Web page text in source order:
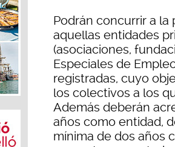
Podrán concurrir a
aquellas entidades
(asociaciones,
Especiales de
registradas, cuyo
los colectivos a los
Además deberán
años como entidad,
mínima de dos años